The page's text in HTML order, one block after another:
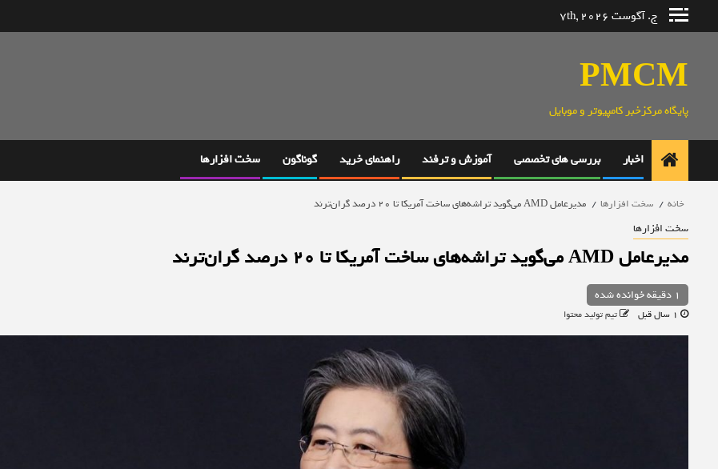
ج. آگوست 7th, 2026
PMCM
پایگاه مرکزخبر کامپیوتر و موبایل
اخبار بررسی های تخصصی آموزش و ترفند راهنمای خرید گوناگون سخت افزارها
خانه سخت افزارها مدیرعامل AMD می‌گوید تراشه‌های ساخت آمریکا تا ۲۰ درصد گران‌ترند
سخت افزارها
مدیرعامل AMD می‌گوید تراشه‌های ساخت آمریکا تا ۲۰ درصد گران‌ترند
1 دقیقه خوانده شده
تیم تولید محتوا